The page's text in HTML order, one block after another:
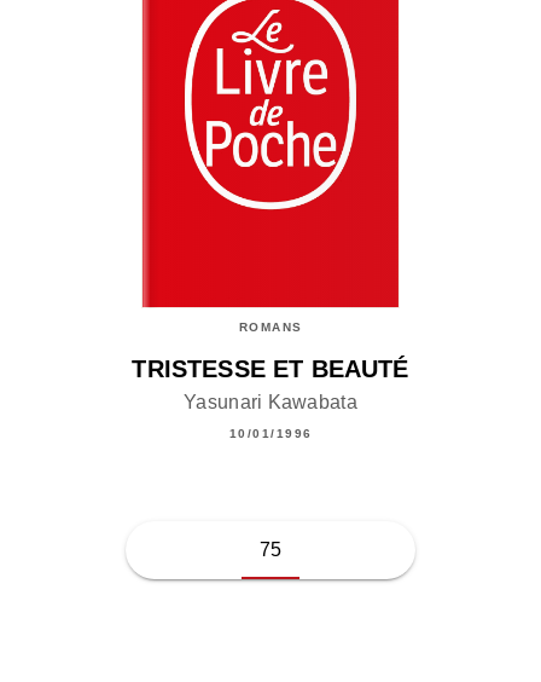
ROMANS
TRISTESSE ET BEAUTÉ
Yasunari Kawabata
10/01/1996
75